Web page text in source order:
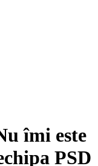
îmi este
PSD